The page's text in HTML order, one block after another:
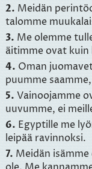
2. Meidän
talomme
3. Me olemme
äitimme ovat kuin
4. Oman
puumme
5. Vainoojamme
uuvumme, ei
6. Egyptille me
leipää ravinnoksi.
7. Meidän